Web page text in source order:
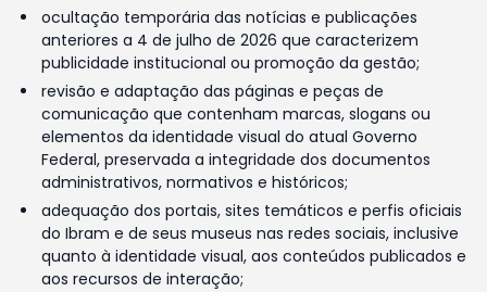
ocultação temporária das notícias e publicações
anteriores a 4 de julho de 2026 que caracterizem
publicidade institucional ou promoção da gestão;
revisão e adaptação das páginas e peças de
comunicação que contenham marcas, slogans ou
elementos da identidade visual do atual Governo
Federal, preservada a integridade dos documentos
administrativos, normativos e históricos;
adequação dos portais, sites temáticos e perfis oficiais
do Ibram e de seus museus nas redes sociais, inclusive
quanto à identidade visual, aos conteúdos publicados e
aos recursos de interação;